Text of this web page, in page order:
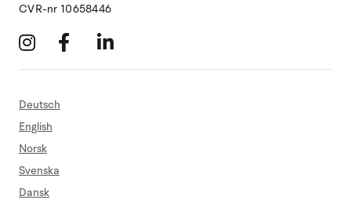
CVR-nr 10658446
Deutsch
English
Norsk
Svenska
Dansk